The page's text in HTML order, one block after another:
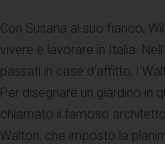
Con Susana al suo fianco,
vivere e lavorare in Italia.
passati in case d’affitto, i
Per disegnare un giardino in
chiamato il famoso
Walton, che impostò la